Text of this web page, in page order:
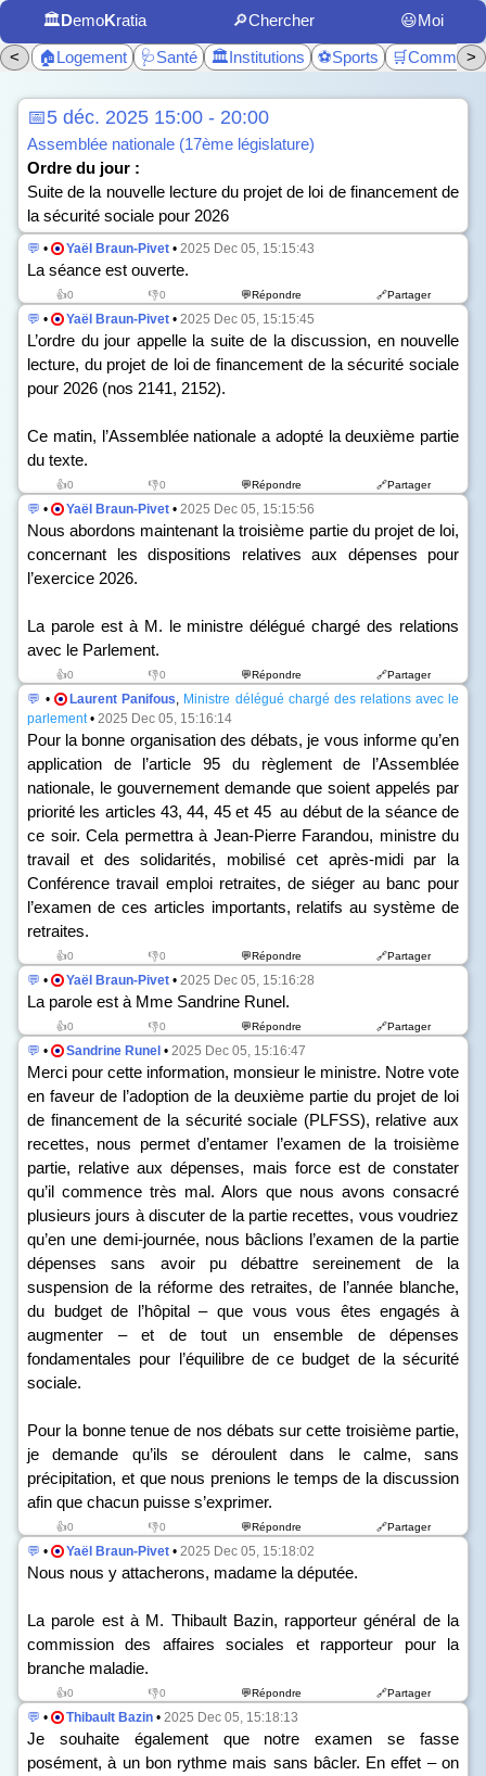
🏛️DemoKratia 🔎Chercher
😃Moi
<
🏠Logement 🩺Santé 🏛️Institutions ⚽Sports >
📅5 déc. 2025 15:00 - 20:00
Assemblée nationale (17ème législature)
Ordre du jour :
Suite de la nouvelle lecture du projet de loi de financement de
la sécurité sociale pour 2026
💬 • Yaël Braun-Pivet • 2025 Dec 05, 15:15:43
La séance est ouverte.
👍0 👎0 💬Répondre 🔗Partager
💬 • Yaël Braun-Pivet • 2025 Dec 05, 15:15:45
L’ordre du jour appelle la suite de la discussion, en nouvelle
lecture, du projet de loi de financement de la sécurité sociale
pour 2026 (nos 2141, 2152).
Ce matin, l’Assemblée nationale a adopté la deuxième partie
du texte.
👍0 👎0 💬Répondre 🔗Partager
💬 • Yaël Braun-Pivet • 2025 Dec 05, 15:15:56
Nous abordons maintenant la troisième partie du projet de loi,
concernant les dispositions relatives aux dépenses pour
l’exercice 2026.
La parole est à M. le ministre délégué chargé des relations
avec le Parlement.
👍0 👎0 💬Répondre 🔗Partager
💬 • Laurent Panifous, Ministre délégué chargé des relations avec le
parlement• 2025 Dec 05, 15:16:14
Pour la bonne organisation des débats, je vous informe qu’en
application de l’article 95 du règlement de l’Assemblée
nationale, le gouvernement demande que soient appelés par
priorité les articles 43, 44, 45 et 45 au début de la séance de
ce soir. Cela permettra à Jean-Pierre Farandou, ministre du
travail et des solidarités, mobilisé cet après-midi par la
Conférence travail emploi retraites, de siéger au banc pour
l’examen de ces articles importants, relatifs au système de
retraites.
👍0 👎0 💬Répondre 🔗Partager
💬 • Yaël Braun-Pivet • 2025 Dec 05, 15:16:28
La parole est à Mme Sandrine Runel.
👍0 👎0 💬Répondre 🔗Partager
💬 • Sandrine Runel • 2025 Dec 05, 15:16:47
Merci pour cette information, monsieur le ministre. Notre vote
en faveur de l’adoption de la deuxième partie du projet de loi
de financement de la sécurité sociale (PLFSS), relative aux
recettes, nous permet d’entamer l’examen de la troisième
partie, relative aux dépenses, mais force est de constater
qu’il commence très mal. Alors que nous avons consacré
plusieurs jours à discuter de la partie recettes, vous voudriez
qu’en une demi-journée, nous bâclions l’examen de la partie
dépenses sans avoir pu débattre sereinement de la
suspension de la réforme des retraites, de l’année blanche,
du budget de l’hôpital – que vous vous êtes engagés à
augmenter – et de tout un ensemble de dépenses
fondamentales pour l’équilibre de ce budget de la sécurité
sociale.
Pour la bonne tenue de nos débats sur cette troisième partie,
je demande qu’ils se déroulent dans le calme, sans
précipitation, et que nous prenions le temps de la discussion
afin que chacun puisse s’exprimer.
👍0 👎0 💬Répondre 🔗Partager
💬 • Yaël Braun-Pivet • 2025 Dec 05, 15:18:02
Nous nous y attacherons, madame la députée.
La parole est à M. Thibault Bazin, rapporteur général de la
commission des affaires sociales et rapporteur pour la
branche maladie.
👍0 👎0 💬Répondre 🔗Partager
💬 • Thibault Bazin • 2025 Dec 05, 15:18:13
Je souhaite également que notre examen se fasse
posément, à un bon rythme mais sans bâcler. En effet – on